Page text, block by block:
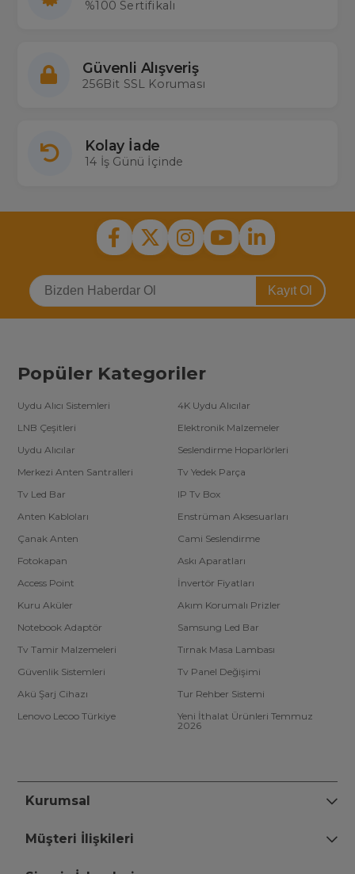
%100 Sertifikalı
Güvenli Alışveriş
256Bit SSL Koruması
Kolay İade
14 İş Günü İçinde
Kayıt Ol
Popüler Kategoriler
Uydu Alıcı Sistemleri
4K Uydu Alıcılar
LNB Çeşitleri
Elektronik Malzemeler
Uydu Alıcılar
Seslendirme Hoparlörleri
Merkezi Anten Santralleri
Tv Yedek Parça
Tv Led Bar
IP Tv Box
Anten Kabloları
Enstrüman Aksesuarları
Çanak Anten
Cami Seslendirme
Fotokapan
Askı Aparatları
Access Point
İnvertör Fiyatları
Kuru Aküler
Akım Korumalı Prizler
Notebook Adaptör
Samsung Led Bar
Tv Tamir Malzemeleri
Tırnak Masa Lambası
Güvenlik Sistemleri
Tv Panel Değişimi
Akü Şarj Cihazı
Tur Rehber Sistemi
Lenovo Lecoo Türkiye
Yeni İthalat Ürünleri Temmuz
2026
Kurumsal
Müşteri İlişkileri